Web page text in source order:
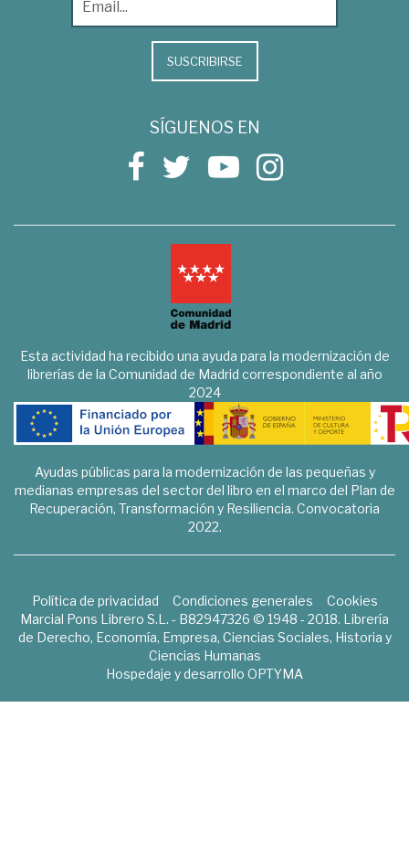
SUSCRIBIRSE
SÍGUENOS EN
Esta actividad ha recibido una ayuda para la modernización de
librerías de la Comunidad de Madrid correspondiente al año
2024
Ayudas públicas para la modernización de las pequeñas y
medianas empresas del sector del libro en el marco del Plan de
Recuperación, Transformación y Resiliencia. Convocatoria
2022.
Política de privacidad Condiciones generales
Cookies
Marcial Pons Librero S.L. - B82947326 © 1948 - 2018. Librería
de Derecho, Economía, Empresa, Ciencias Sociales, Historia y
Ciencias Humanas
Hospedaje y desarrollo OPTYMA